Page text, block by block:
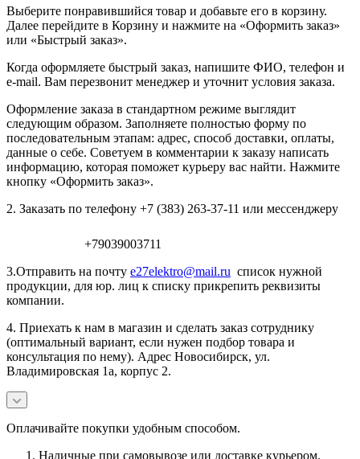
Выберите понравившийся товар и добавьте его в корзину.
Далее перейдите в Корзину и нажмите на «Оформить заказ»
или «Быстрый заказ».
Когда оформляете быстрый заказ, напишите ФИО, телефон и
e-mail. Вам перезвонит менеджер и уточнит условия заказа.
Оформление заказа в стандартном режиме выглядит
следующим образом. Заполняете полностью форму по
последовательным этапам: адрес, способ доставки, оплаты,
данные о себе. Советуем в комментарии к заказу написать
информацию, которая поможет курьеру вас найти. Нажмите
кнопку «Оформить заказ».
2. Заказать по телефону +7 (383) 263-37-11 или мессенджеру
+79039003711
3.Отправить на почту e27elektro@mail.ru список нужной
продукции, для юр. лиц к списку прикрепить реквизиты
компании.
4. Приехать к нам в магазин и сделать заказ сотруднику
(оптимальный вариант, если нужен подбор товара и
консультация по нему). Адрес Новосибирск, ул.
Владимировская 1а, корпус 2.
Оплачивайте покупки удобным способом.
Наличные при самовывозе или доставке курьером.